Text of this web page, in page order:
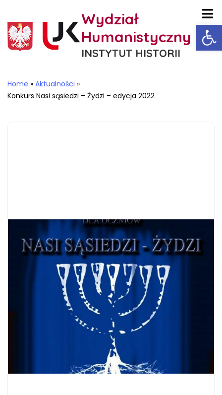
Wydział
Humanistyczny
INSTYTUT HISTORII
Home » Aktualności »
Konkurs Nasi sąsiedzi – Żydzi – edycja 2022